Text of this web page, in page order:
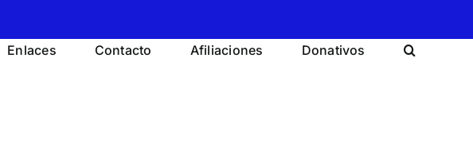
Enlaces Contacto Afiliaciones Donativos